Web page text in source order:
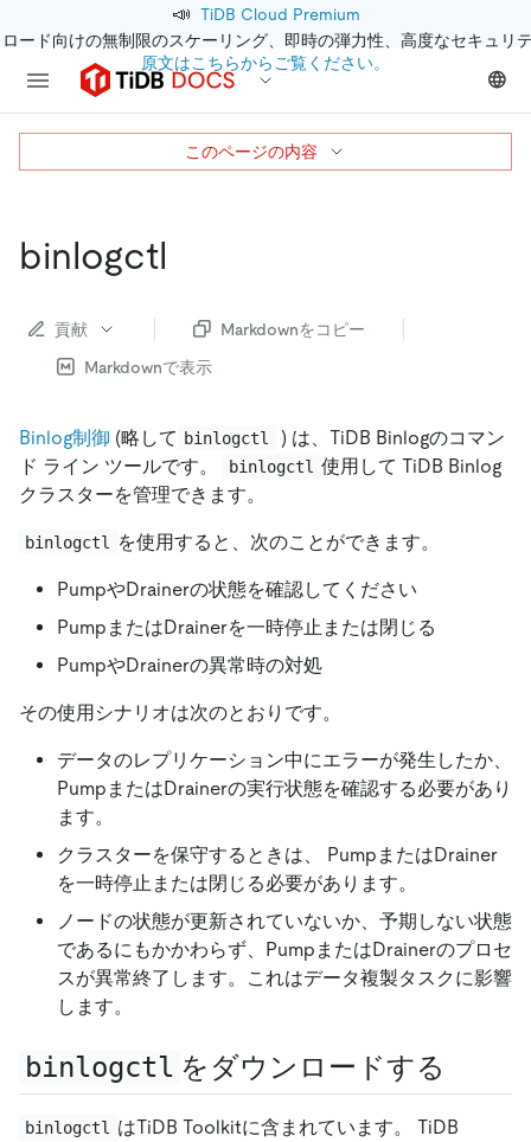
📣 TiDB Cloud Premium
ード向けの無制限のスケーリング、即時の弾力性、高度なセキュリ
原文はこちらからご覧ください。
binlogctl
貢献
Markdownをコピー
Markdownで表示
Binlog制御 (略して binlogctl
) は、TiDB Binlogのコマン
ド ライン ツールです。
binlogctl 使用して TiDB Binlog
クラスターを管理できます。
binlogctl を使用すると、次のことができます。
PumpやDrainerの状態を確認してください
PumpまたはDrainerを一時停止または閉じる
PumpやDrainerの異常時の対処
その使用シナリオは次のとおりです。
データのレプリケーション中にエラーが発生したか、
PumpまたはDrainerの実行状態を確認する必要があり
ます。
クラスターを保守するときは、 PumpまたはDrainer
を一時停止または閉じる必要があります。
ノードの状態が更新されていないか、予期しない状態
であるにもかかわらず、PumpまたはDrainerのプロセ
スが異常終了します。これはデータ複製タスクに影響
します。
binlogctl をダウンロードする
binlogctl
はTiDB Toolkitに含まれています。 TiDB
このページの内容